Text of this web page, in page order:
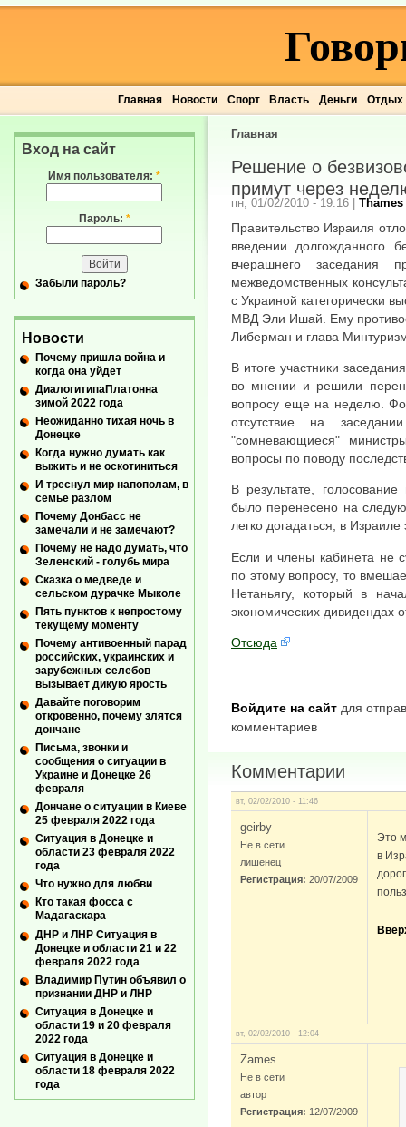
Главная Новости Спорт Власть Деньги Отдых
Главная
Решение о
примут через
пн, 01/02/2010 - 19:16 | Thames
Правительство Израиля
введении долгожданного
вчерашнего заседания
межведомственных
с Украиной категорически
МВД Эли Ишай. Ему
Либерман и глава
В итоге участники
во мнении и решили
вопросу еще на неделю.
отсутствие на
"сомневающиеся"
вопросы по поводу
В результате,
было перенесено на
легко догадаться, в
Если и члены кабинета не
по этому вопросу, то
Нетаньягу, который в
экономических дивидендах
Отсюда
Войдите на сайт для
комментариев
Комментарии
вт, 02/02/2010 - 11:46
geirby
Не в сети
лишенец
Регистрация: 20/07/2009
Это
в
вт, 02/02/2010 - 12:04
Zames
Не в сети
автор
Регистрация: 12/07/2009
Вход на сайт
Имя пользователя: *
Пароль: *
Забыли пароль?
Новости
Почему пришла война и
когда она уйдет
ДиалогитипаПлатонна
зимой 2022 года
Неожиданно тихая ночь в
Донецке
Когда нужно думать как
выжить и не оскотиниться
И треснул мир напополам, в
семье разлом
Почему Донбасс не
замечали и не замечают?
Почему не надо думать, что
Зеленский - голубь мира
Сказка о медведе и
сельском дурачке Мыколе
Пять пунктов к непростому
текущему моменту
Почему антивоенный парад
российских, украинских и
зарубежных селебов
вызывает дикую ярость
Давайте поговорим
откровенно, почему злятся
дончане
Письма, звонки и
сообщения о ситуации в
Украине и Донецке 26
февраля
Дончане о ситуации в Киеве
25 февраля 2022 года
Ситуация в Донецке и
области 23 февраля 2022
года
Что нужно для любви
Кто такая фосса с
Мадагаскара
ДНР и ЛНР Ситуация в
Донецке и области 21 и 22
февраля 2022 года
Владимир Путин объявил о
признании ДНР и ЛНР
Ситуация в Донецке и
области 19 и 20 февраля
2022 года
Ситуация в Донецке и
области 18 февраля 2022
года